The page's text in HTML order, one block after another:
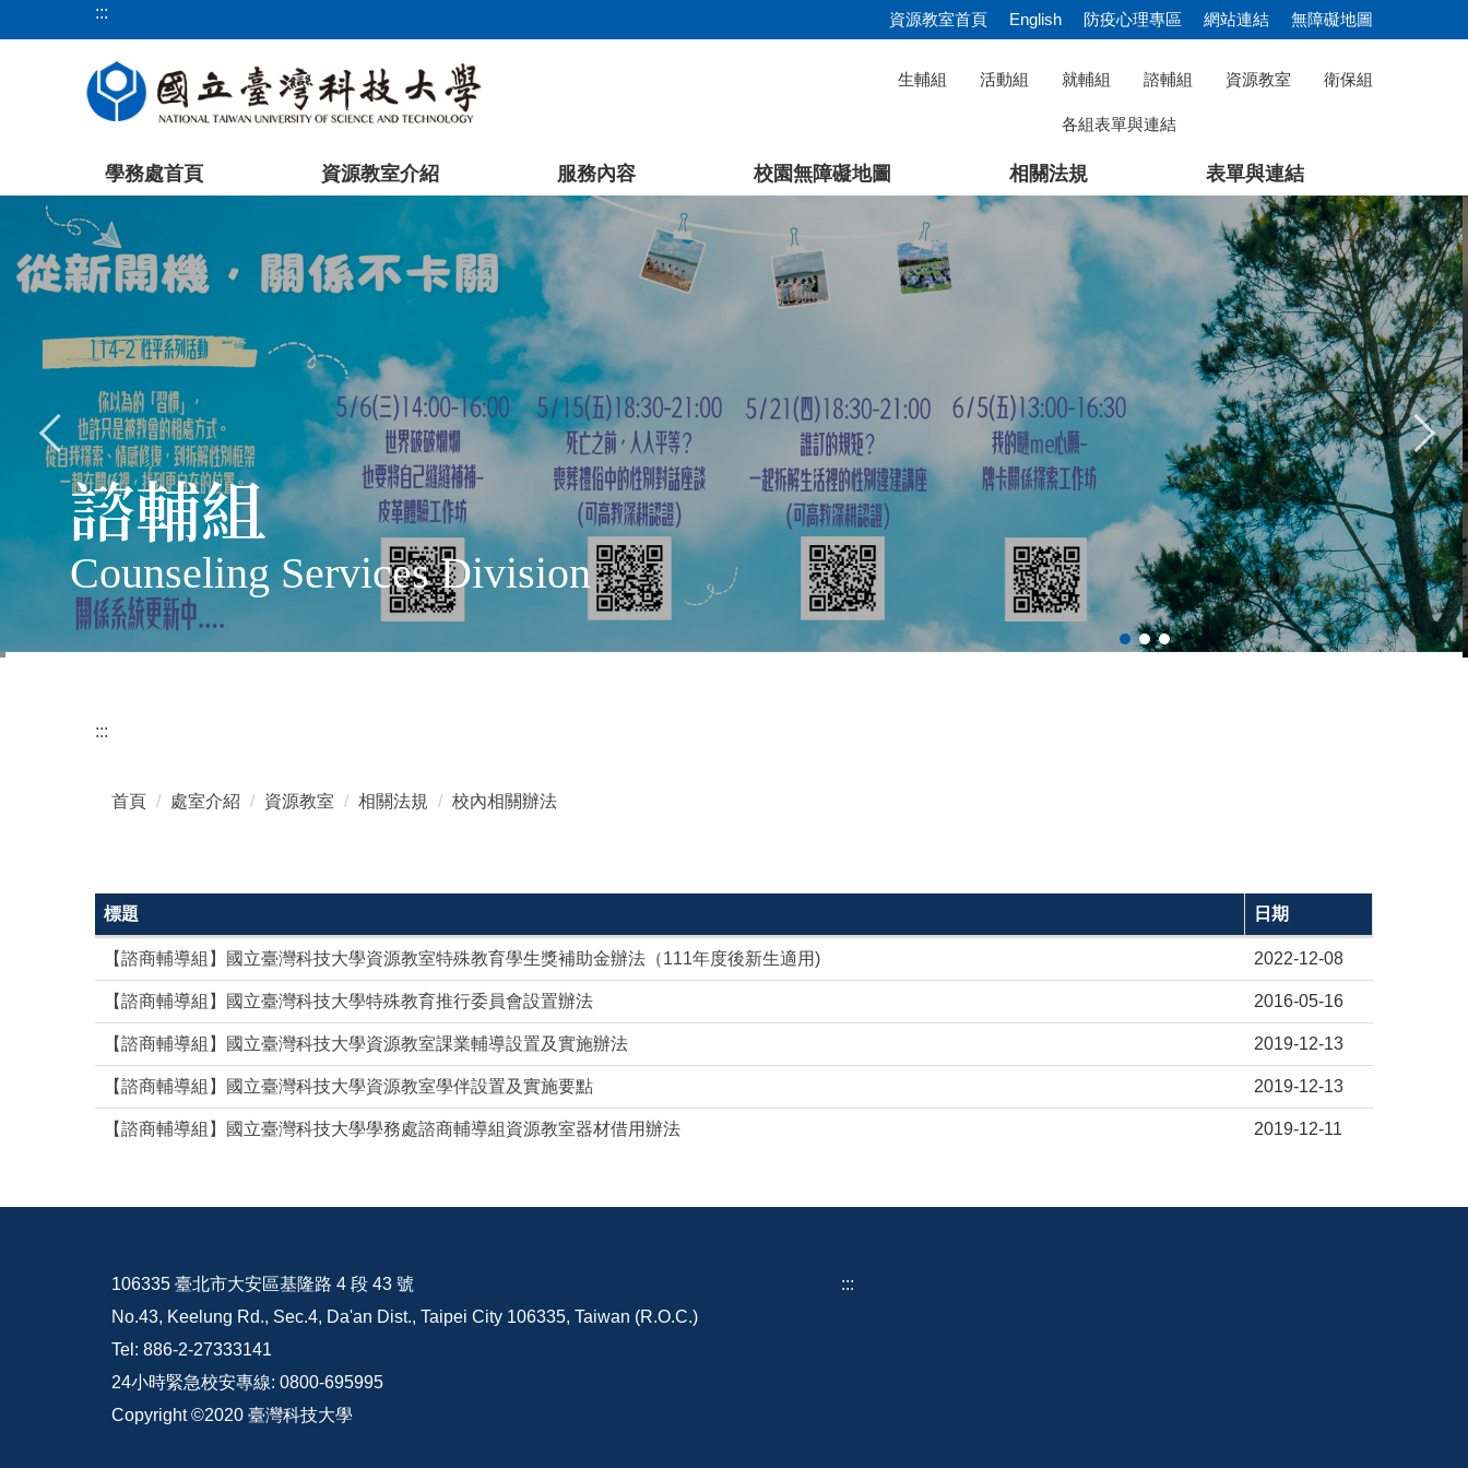
到
塊
::: 資源教室首頁 English 防疫心理專區 網站連結 無障礙地圖
生輔組 活動組 就輔組 諮輔組 資源教室 衛保組
各組表單與連結
學務處首頁 資源教室介紹 服務內容 校園無障礙地圖 相關法規 表單與連結
諮輔組
Counseling Services Division
:::
首頁 處室介紹 資源教室 相關法規 校內相關辦法
標題 日期
【諮商輔導組】國立臺灣科技大學資源教室特殊教育學生獎補助金辦法（111年度後新生適用) 2022-12-08
【諮商輔導組】國立臺灣科技大學特殊教育推行委員會設置辦法 2016-05-16
【諮商輔導組】國立臺灣科技大學資源教室課業輔導設置及實施辦法 2019-12-13
【諮商輔導組】國立臺灣科技大學資源教室學伴設置及實施要點 2019-12-13
【諮商輔導組】國立臺灣科技大學學務處諮商輔導組資源教室器材借用辦法 2019-12-11
:::
106335 臺北市大安區基隆路 4 段 43 號
No.43, Keelung Rd., Sec.4, Da'an Dist., Taipei City 106335, Taiwan (R.O.C.)
Tel: 886-2-27333141
24小時緊急校安專線: 0800-695995
Copyright ©2020 臺灣科技大學